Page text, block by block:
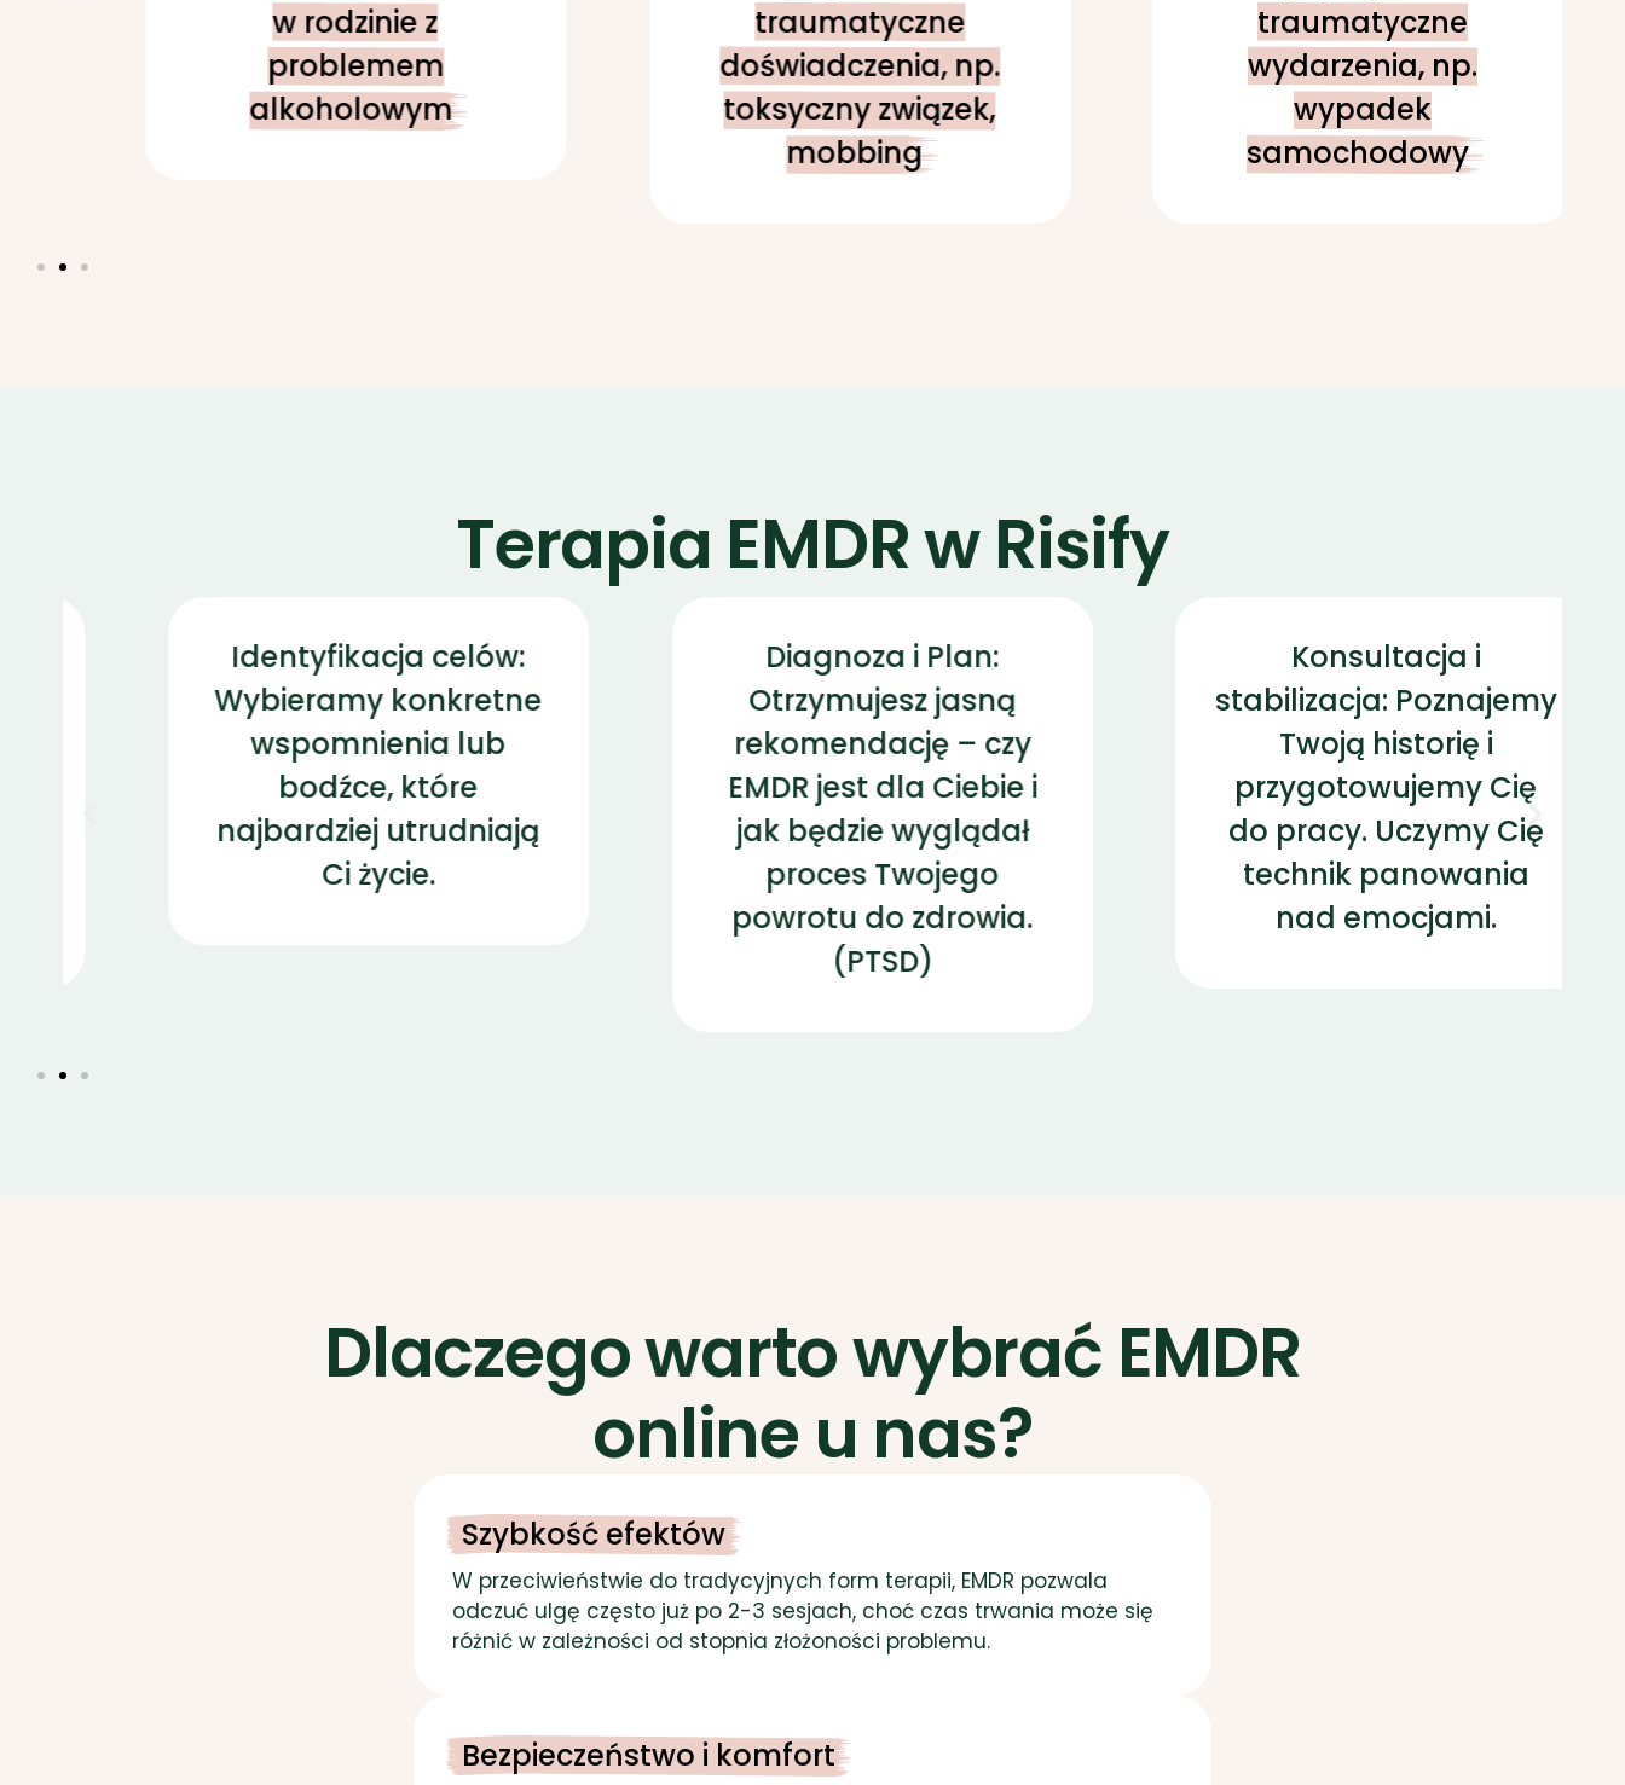
w rodzinie z
problemem
alkoholowym
traumatyczne
doświadczenia, np.
toksyczny związek,
mobbing
traumatyczne
wydarzenia, np.
wypadek
samochodowy
Terapia EMDR w Risify
Identyfikacja celów:
Wybieramy konkretne
wspomnienia lub
bodźce, które
najbardziej utrudniają
Ci życie.
Diagnoza i Plan:
Otrzymujesz jasną
rekomendację – czy
EMDR jest dla Ciebie i
jak będzie wyglądał
proces Twojego
powrotu do zdrowia.
(PTSD)
Konsultacja i
stabilizacja: Poznajemy
Twoją historię i
przygotowujemy Cię
do pracy. Uczymy Cię
technik panowania
nad emocjami.
Dlaczego warto wybrać EMDR
online u nas?
Szybkość efektów
W przeciwieństwie do tradycyjnych form terapii, EMDR pozwala
odczuć ulgę często już po 2-3 sesjach, choć czas trwania może się
różnić w zależności od stopnia złożoności problemu.
Bezpieczeństwo i komfort